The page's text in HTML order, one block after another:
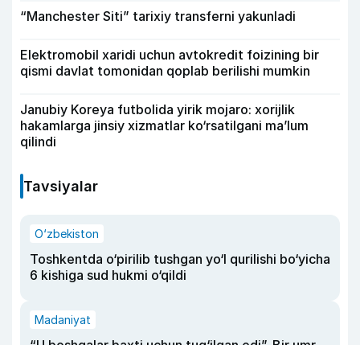
“Manchester Siti” tarixiy transferni yakunladi
Elektromobil xaridi uchun avtokredit foizining bir
qismi davlat tomonidan qoplab berilishi mumkin
Janubiy Koreya futbolida yirik mojaro: xorijlik
hakamlarga jinsiy xizmatlar ko‘rsatilgani ma’lum
qilindi
Tavsiyalar
O‘zbekiston
Toshkentda o‘pirilib tushgan yo‘l qurilishi bo‘yicha
6 kishiga sud hukmi o‘qildi
Madaniyat